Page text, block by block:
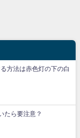
方法は赤色灯の下の白
たら要注意？